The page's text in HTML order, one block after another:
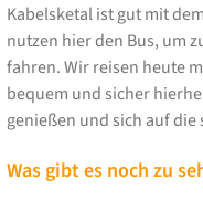
Kabelsketal ist gut mit
nutzen hier den Bus, um
fahren. Wir reisen heute
bequem und sicher
genießen und sich auf
Was gibt es noch zu